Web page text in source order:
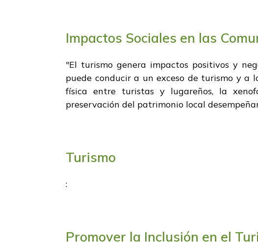
Impactos Sociales en las
"El turismo genera impactos positivos y
puede conducir a un exceso de turismo y a
física entre turistas y lugareños, la
preservación del patrimonio local
Turismo
:
Promover la Inclusión en el